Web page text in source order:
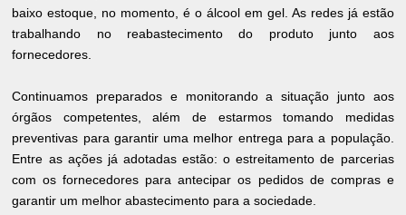
baixo estoque, no momento, é o álcool em gel. As redes já estão
trabalhando no reabastecimento do produto junto aos
fornecedores.
Continuamos preparados e monitorando a situação junto aos
órgãos competentes, além de estarmos tomando medidas
preventivas para garantir uma melhor entrega para a população.
Entre as ações já adotadas estão: o estreitamento de parcerias
com os fornecedores para antecipar os pedidos de compras e
garantir um melhor abastecimento para a sociedade.